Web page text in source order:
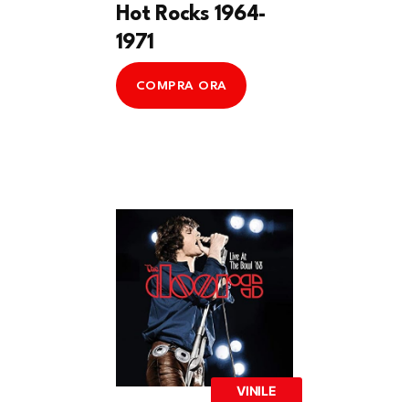
Hot Rocks 1964-
1971
COMPRA ORA
VINILE